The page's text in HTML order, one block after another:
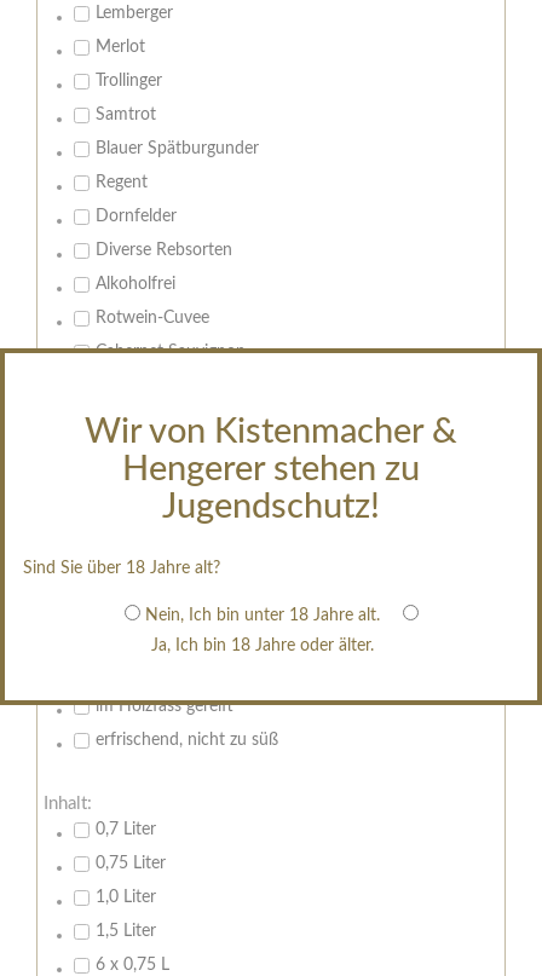
Wir von Kistenmacher &
Hengerer stehen zu
Jugendschutz!
Sind Sie über 18 Jahre alt?
Nein, Ich bin unter 18 Jahre alt.
Ja, Ich bin 18 Jahre oder älter.
Lemberger
Merlot
Trollinger
Samtrot
Blauer Spätburgunder
Regent
Dornfelder
Diverse Rebsorten
Alkoholfrei
Rotwein-Cuvee
Cabernet Sauvignon
Geschmack:
Leeren
trocken
restsüß
edelsüß
im Holzfass gereift
erfrischend, nicht zu süß
Inhalt:
0,7 Liter
0,75 Liter
1,0 Liter
1,5 Liter
6 x 0,75 L